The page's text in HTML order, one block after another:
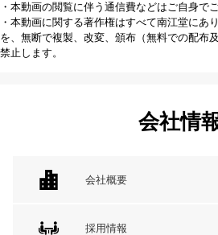
・本動画の閲覧に伴う通信費などはご自身で
・本動画に関する著作権はすべて南江堂にあ
を、無断で複製、改変、頒布（無料での配布
禁止します。
会社情
会社概要
採用情報